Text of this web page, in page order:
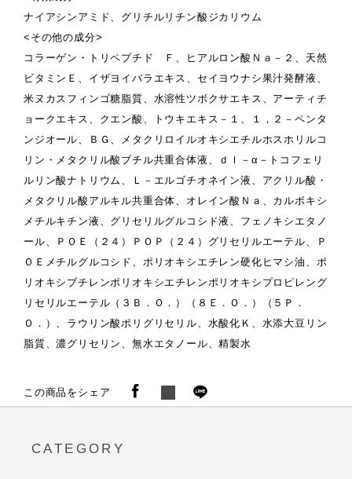
ナイアシンアミド、グリチルリチン酸ジカリウム
<その他の成分>
コラーゲン・トリペプチド Ｆ、ヒアルロン酸Ｎａ－２、天然
ビタミンＥ、イザヨイバラエキス、セイヨウナシ果汁発酵液、
米ヌカスフィンゴ糖脂質、水溶性ツボクサエキス、アーティチ
ョークエキス、クエン酸、トウキエキス－１、１，２－ペンタ
ンジオール、ＢＧ、メタクリロイルオキシエチルホスホリルコ
リン・メタクリル酸ブチル共重合体液、ｄｌ－α－トコフェリ
ルリン酸ナトリウム、Ｌ－エルゴチオネイン液、アクリル酸・
メタクリル酸アルキル共重合体、オレイン酸Ｎａ、カルボキシ
メチルキチン液、グリセリルグルコシド液、フェノキシエタノ
ール、ＰＯＥ（２４）ＰＯＰ（２４）グリセリルエーテル、Ｐ
ＯＥメチルグルコシド、ポリオキシエチレン硬化ヒマシ油、ポ
リオキシブチレンポリオキシエチレンポリオキシプロピレング
リセリルエーテル（３Ｂ．Ｏ．）（８Ｅ．Ｏ．）（５Ｐ．
Ｏ．）、ラウリン酸ポリグリセリル、水酸化Ｋ、水添大豆リン
脂質、濃グリセリン、無水エタノール、精製水
この商品をシェア
CATEGORY